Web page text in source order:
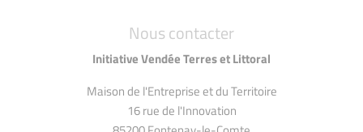
Nous contacter
Initiative Vendée Terres et Littoral
Maison de l'Entreprise et du Territoire
16 rue de l'Innovation